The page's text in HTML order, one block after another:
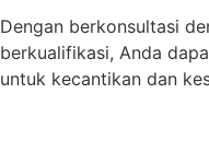
Dengan berkonsultasi
berkualifikasi, Anda
untuk kecantikan dan